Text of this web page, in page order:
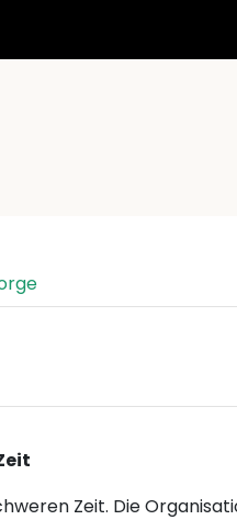
Zeit. Die